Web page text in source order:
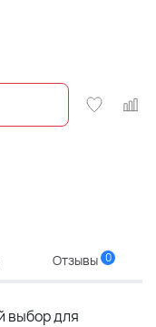
Отзывы 0
выбор для